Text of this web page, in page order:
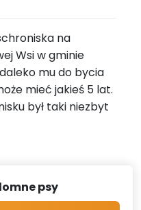
na
Wsi w gminie
mu do bycia
mieć jakieś 5 lat.
był taki niezbyt
psy